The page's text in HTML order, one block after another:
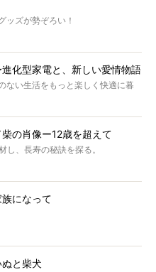
ッズが勢ぞろい！
進化型家電と、新しい愛情物語
ない生活をもっと楽しく快適に暮
柴の肖像ー12歳を超えて
し、長寿の秘訣を探る。
族になって
ぬと柴犬